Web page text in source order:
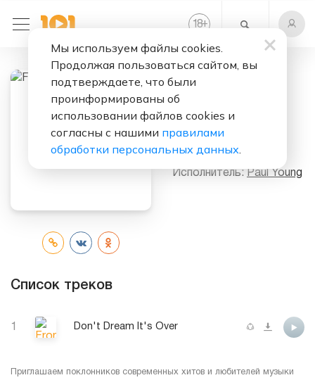
18+
Слушать бесплатно
Исполнитель: Paul Young
Список треков
1 Don't Dream It's Over
Приглашаем поклонников современных хитов и любителей музыки
Мы используем файлы cookies.
Продолжая пользоваться сайтом, вы
подтверждаете, что были
проинформированы об
использовании файлов cookies и
согласны с нашими правилами
обработки персональных данных.